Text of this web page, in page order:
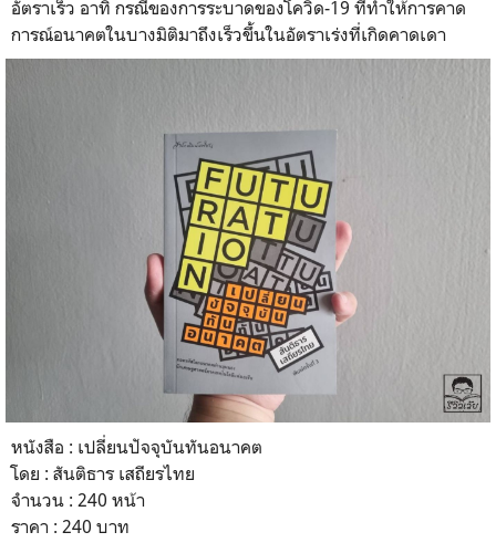
อัตราเร็ว อาทิ กรณีของการระบาดของโควิด-19 ที่ทำให้การคาด
การณ์อนาคตในบางมิติมาถึงเร็วขึ้นในอัตราเร่งที่เกิดคาดเดา
หนังสือ : เปลี่ยนปัจจุบันทันอนาคต
โดย : สันติธาร เสถียรไทย
จำนวน : 240 หน้า
ราคา : 240 บาท